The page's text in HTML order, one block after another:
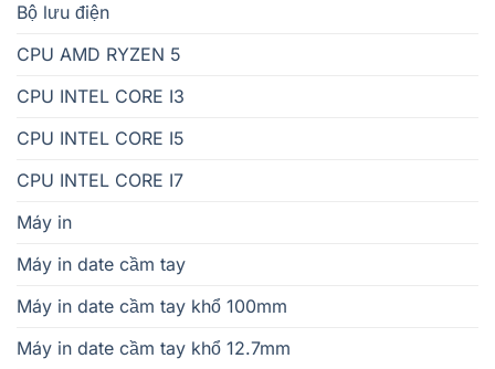
Bộ lưu điện
CPU AMD RYZEN 5
CPU INTEL CORE I3
CPU INTEL CORE I5
CPU INTEL CORE I7
Máy in
Máy in date cầm tay
Máy in date cầm tay khổ 100mm
Máy in date cầm tay khổ 12.7mm